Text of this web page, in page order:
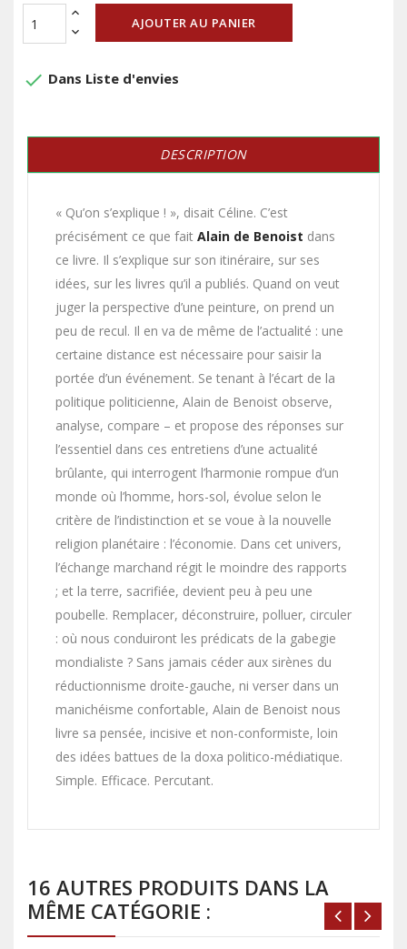
AJOUTER AU PANIER
done Dans Liste d'envies
DESCRIPTION
« Qu’on s’explique ! », disait Céline. C’est
précisément ce que fait Alain de Benoist dans
ce livre. Il s’explique sur son itinéraire, sur ses
idées, sur les livres qu’il a publiés. Quand on veut
juger la perspective d’une peinture, on prend un
peu de recul. Il en va de même de l’actualité : une
certaine distance est nécessaire pour saisir la
portée d’un événement. Se tenant à l’écart de la
politique politicienne, Alain de Benoist observe,
analyse, compare – et propose des réponses sur
l’essentiel dans ces entretiens d’une actualité
brûlante, qui interrogent l’harmonie rompue d’un
monde où l’homme, hors-sol, évolue selon le
critère de l’indistinction et se voue à la nouvelle
religion planétaire : l’économie. Dans cet univers,
l’échange marchand régit le moindre des rapports
; et la terre, sacrifiée, devient peu à peu une
poubelle. Remplacer, déconstruire, polluer, circuler
: où nous conduiront les prédicats de la gabegie
mondialiste ? Sans jamais céder aux sirènes du
réductionnisme droite-gauche, ni verser dans un
manichéisme confortable, Alain de Benoist nous
livre sa pensée, incisive et non-conformiste, loin
des idées battues de la doxa politico-médiatique.
Simple. Efficace. Percutant.
16 AUTRES PRODUITS DANS LA
MÊME CATÉGORIE :